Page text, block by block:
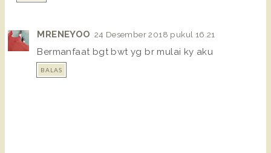
MRENEYOO 24 Desember 2018 pukul 16.21
Bermanfaat bgt bwt yg br mulai ky aku
BALAS